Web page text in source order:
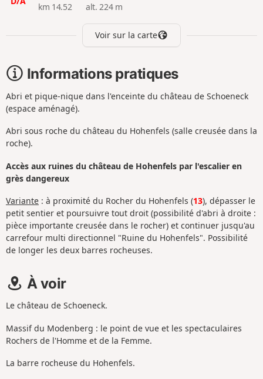
km 14.52
alt. 224 m
Voir sur la carte
Informations pratiques
Abri et pique-nique dans l'enceinte du château de Schoeneck
(espace aménagé).
Abri sous roche du château du Hohenfels (salle creusée dans la
roche).
Accès aux ruines du château de Hohenfels par l'escalier en
grès dangereux
Variante : à proximité du Rocher du Hohenfels (13), dépasser le
petit sentier et poursuivre tout droit (possibilité d'abri à droite :
pièce importante creusée dans le rocher) et continuer jusqu'au
carrefour multi directionnel "Ruine du Hohenfels". Possibilité
de longer les deux barres rocheuses.
À voir
Le château de Schoeneck.
Massif du Modenberg : le point de vue et les spectaculaires
Rochers de l'Homme et de la Femme.
La barre rocheuse du Hohenfels.